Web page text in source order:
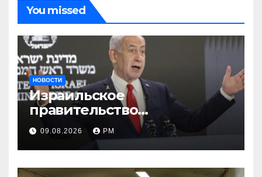
You missed
НОВОСТИ
Израильское
правительство
заворачивает план
трамповского «Совета
мира»
09.08.2026 РМ